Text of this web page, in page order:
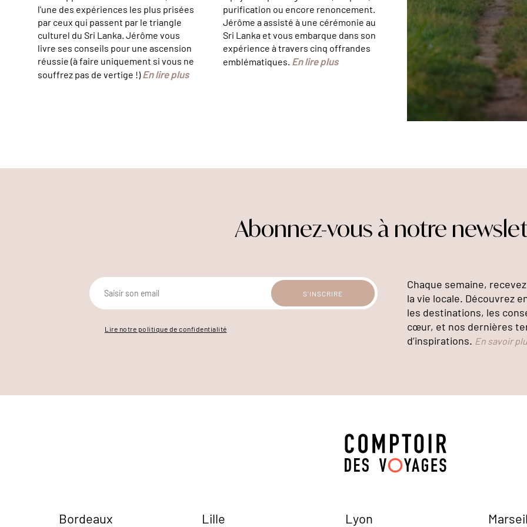
l'une des expériences les plus prisées
par ceux qui passent par le triangle
culturel du Sri Lanka. Jérôme vous
livre ses conseils pour une ascension
réussie (à faire uniquement si vous ne
souffrez pas de vertige !) En lire plus
purification ou encore renoncement.
Jérôme a assisté à une cérémonie au
Sri Lanka et vous embarque dans son
expérience à travers cinq offrandes
emblématiques. En lire plus
Abonnez-vous à notre
Lire notre politique de confidentialité
Chaque semaine,
la vie locale. Découvrez
les destinations, les
cœur, et nos dernières
d’inspirations. En savoir
Bordeaux Lille Lyon